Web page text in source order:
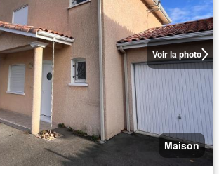
Voir la photo
Maison